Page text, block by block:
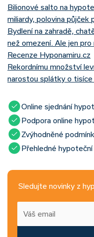
Bilionové salto na
miliardy, polovina
Bydlení na zahradě,
než omezení. Ale jen pro
Recenze Hyponamiru.cz
Rekordnímu množství
narostou splátky o tisíce
Online sjednání
Podpora online
Zvýhodněné
Přehledné
Sledujte novinky z